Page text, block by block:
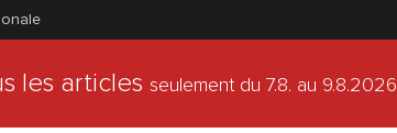
les articles seulement du 7.8. au 9.8.2026